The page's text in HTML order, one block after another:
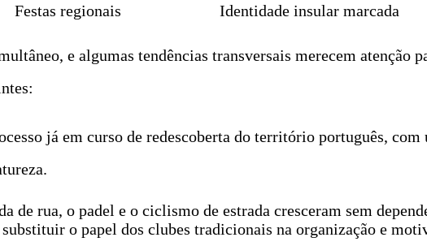
Festas regionais Identidade insular marcada
e algumas tendências transversais merecem atenção
já em curso de redescoberta do território português, com
de rua, o padel e o ciclismo de estrada cresceram sem
o papel dos clubes tradicionais na organização e